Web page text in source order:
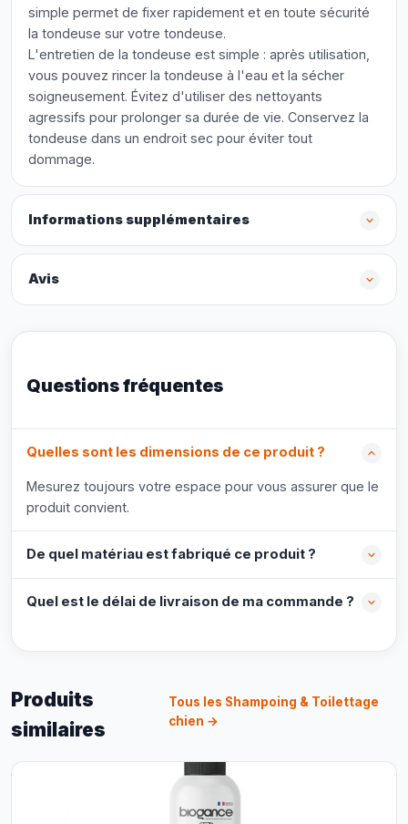
simple permet de fixer rapidement et en toute sécurité
la tondeuse sur votre tondeuse.
L'entretien de la tondeuse est simple : après utilisation,
vous pouvez rincer la tondeuse à l'eau et la sécher
soigneusement. Évitez d'utiliser des nettoyants
agressifs pour prolonger sa durée de vie. Conservez la
tondeuse dans un endroit sec pour éviter tout
dommage.
Informations supplémentaires
Avis
Questions fréquentes
Quelles sont les dimensions de ce produit ?
Mesurez toujours votre espace pour vous assurer que le
produit convient.
De quel matériau est fabriqué ce produit ?
Quel est le délai de livraison de ma commande ?
Produits
similaires
Tous les Shampoing & Toilettage
chien →